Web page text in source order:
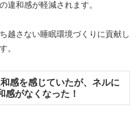
違和感が軽減されます。
越さない睡眠環境づくりに貢献し
。
感を感じていたが、ネルに
感がなくなった！